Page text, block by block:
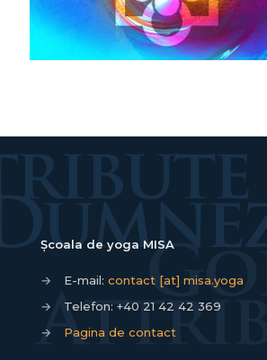
Școala de yoga MISA
→ E-mail: contact [at] misa.yoga
→
Telefon: +40 21 42 42 369
→
Pagina de contact